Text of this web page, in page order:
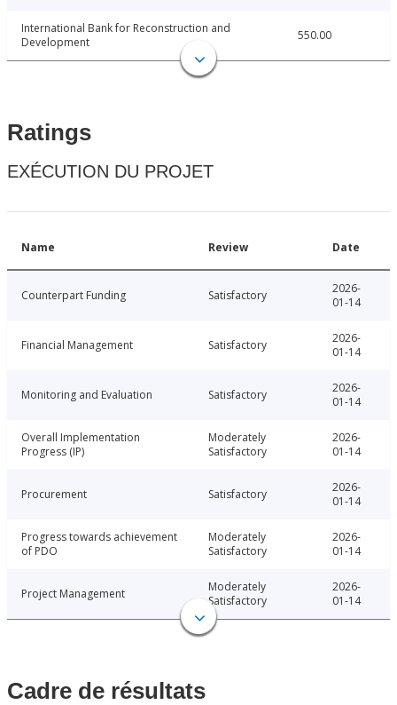
International Bank for Reconstruction and
Development
550.00
Ratings
EXÉCUTION DU PROJET
Name Review Date
Counterpart Funding Satisfactory
2026-
01-14
Financial Management Satisfactory
2026-
01-14
Monitoring and Evaluation Satisfactory
2026-
01-14
Overall Implementation
Progress (IP)
Moderately
Satisfactory
2026-
01-14
Procurement Satisfactory
2026-
01-14
Progress towards achievement
of PDO
Moderately
Satisfactory
2026-
01-14
Project Management
Moderately
Satisfactory
2026-
01-14
Cadre de résultats